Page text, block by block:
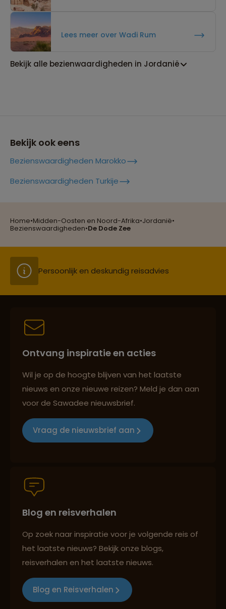
Home•Midden-Oosten en Noord-Afrika•Jordanië•
Bezienswaardigheden•De Dode Zee
Lees meer over Wadi Rum
Bekijk alle bezienwaardigheden in Jordanië
Bekijk ook eens
Bezienswaardigheden Marokko
Bezienswaardigheden Turkije
Groepsreizen mét indivuele vrijheid
Persoonlijk en deskundig reisadvies
Best beoordeelde reisroutes
Groepsreizen mét indivuele vrijheid
Best beoordeelde reisroutes
Reizen met oog voor mens, cultuur en milieu
Ontvang inspiratie en acties
Wil je op de hoogte blijven van het laatste
nieuws en onze nieuwe reizen? Meld je dan aan
voor de Sawadee nieuwsbrief.
Vraag de nieuwsbrief aan
Blog en reisverhalen
Op zoek naar inspiratie voor je volgende reis of
het laatste nieuws? Bekijk onze blogs,
reisverhalen en het laatste nieuws.
Blog en Reisverhalen